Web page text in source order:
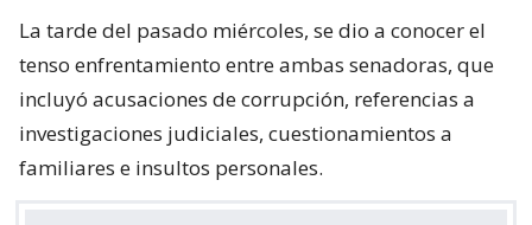
La tarde del pasado miércoles, se dio a conocer el
tenso enfrentamiento entre ambas senadoras, que
incluyó acusaciones de corrupción, referencias a
investigaciones judiciales, cuestionamientos a
familiares e insultos personales.